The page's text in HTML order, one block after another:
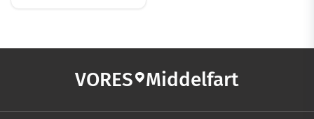
VORES Middelfart